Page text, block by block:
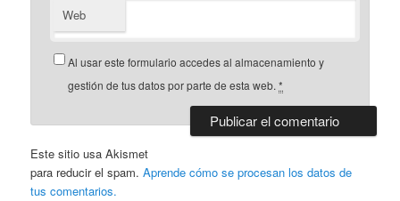
Web
Al usar este formulario accedes al almacenamiento y
gestión de tus datos por parte de esta web.*
Este sitio usa Akismet
para reducir el spam.Aprende cómo se procesan los datos de
tus comentarios.